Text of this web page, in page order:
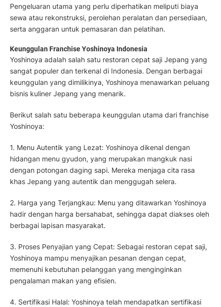
Pengeluaran utama yang perlu diperhatikan meliputi biaya
sewa atau rekonstruksi, perolehan peralatan dan persediaan,
serta anggaran untuk pemasaran dan pelatihan.
Keunggulan Franchise Yoshinoya Indonesia
Yoshinoya adalah salah satu restoran cepat saji Jepang yang
sangat populer dan terkenal di Indonesia. Dengan berbagai
keunggulan yang dimilikinya, Yoshinoya menawarkan peluang
bisnis kuliner Jepang yang menarik.
Berikut salah satu beberapa keunggulan utama dari franchise
Yoshinoya:
1. Menu Autentik yang Lezat: Yoshinoya dikenal dengan
hidangan menu gyudon, yang merupakan mangkuk nasi
dengan potongan daging sapi. Mereka menjaga cita rasa
khas Jepang yang autentik dan menggugah selera.
2. Harga yang Terjangkau: Menu yang ditawarkan Yoshinoya
hadir dengan harga bersahabat, sehingga dapat diakses oleh
berbagai lapisan masyarakat.
3. Proses Penyajian yang Cepat: Sebagai restoran cepat saji,
Yoshinoya mampu menyajikan pesanan dengan cepat,
memenuhi kebutuhan pelanggan yang menginginkan
pengalaman makan yang efisien.
4. Sertifikasi Halal: Yoshinoya telah mendapatkan sertifikasi